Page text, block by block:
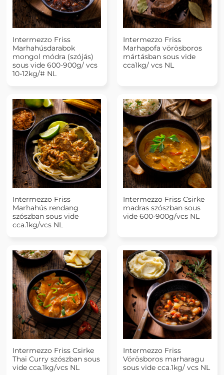
Intermezzo Friss
Marhahúsdarabok
mongol módra (szójás)
sous vide 600-900g/ vcs
10-12kg/# NL
Intermezzo Friss
Marhapofa vörösboros
mártásban sous vide
cca1kg/ vcs NL
Intermezzo Friss
Marhahús rendang
szószban sous vide
cca.1kg/vcs NL
Intermezzo Friss Csirke
madras szószban sous
vide 600-900g/vcs NL
Intermezzo Friss Csirke
Thai Curry szószban sous
vide cca.1kg/vcs NL
Intermezzo Friss
Vörösboros marharagu
sous vide cca.1kg/ vcs NL